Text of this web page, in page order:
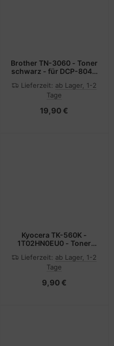
Brother TN-3060 - Toner
schwarz - für DCP-8040
5170 MFC-8220 8440
8840
Lieferzeit: ab Lager, 1-2
Tage
19,90 €
Kyocera TK-560K -
1T02HN0EU0 - Toner
P6030cdn,
P6030cdn/KL3; FS-
Lieferzeit: ab Lager, 1-2
Tage
9,90 €